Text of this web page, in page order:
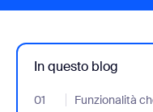
In questo blog
01 Funzionalità
- Jumplink to